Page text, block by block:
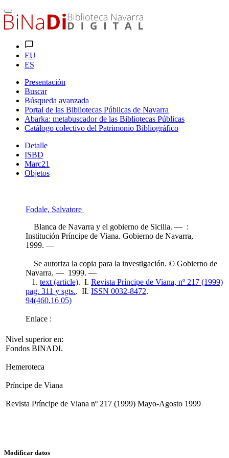
EU
ES
Presentación
Buscar
Búsqueda avanzada
Portal de las Bibliotecas Públicas de Navarra
Abarka: metabuscador de las Bibliotecas Públicas
Catálogo colectivo del Patrimonio Bibliográfico
Detalle
ISBD
Marc21
Objetos
Fodale, Salvatore
Blanca de Navarra y el gobierno de Sicilia. — :
Institución Príncipe de Viana. Gobierno de Navarra,
1999. —
Se autoriza la copia para la investigación. © Gobierno de
Navarra. — 1999. —
1. text (article). I. Revista Príncipe de Viana, nº 217 (1999)
pag. 311 y sgts.. II. ISSN 0032-8472.
94(460.16 05)
Enlace :
Nivel superior en:
Fondos BINADI.
Hemeroteca
Príncipe de Viana
Revista Príncipe de Viana nº 217 (1999) Mayo-Agosto 1999
Modificar datos